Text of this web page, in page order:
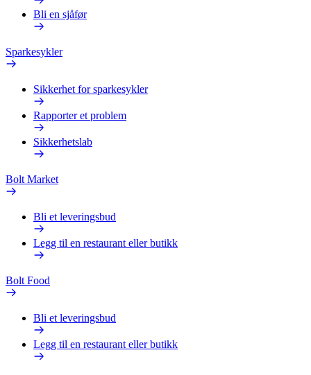
Bli en sjåfør
Sparkesykler
Sikkerhet for sparkesykler
Rapporter et problem
Sikkerhetslab
Bolt Market
Bli et leveringsbud
Legg til en restaurant eller butikk
Bolt Food
Bli et leveringsbud
Legg til en restaurant eller butikk